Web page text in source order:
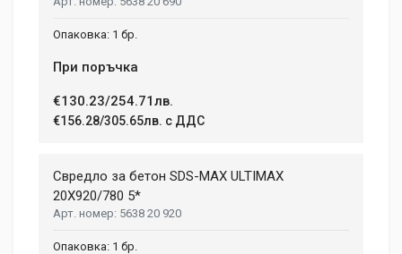
1 бр.
При поръчка
€130.23/254.71лв.
€156.28/305.65лв. с ДДС
Свредло за бетон SDS-MAX ULTIMAX
20X920/780 5*
5638 20 920
1 бр.